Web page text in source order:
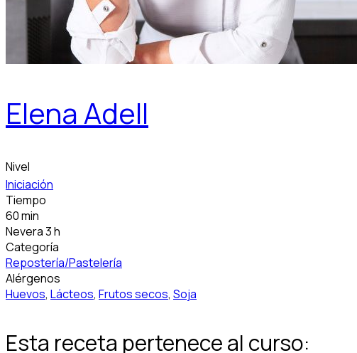
Elena Adell
Nivel
Iniciación
Tiempo
60 min
Nevera 3 h
Categoría
Repostería/Pastelería
Alérgenos
Huevos, Lácteos, Frutos secos, Soja
Esta receta pertenece al curso: